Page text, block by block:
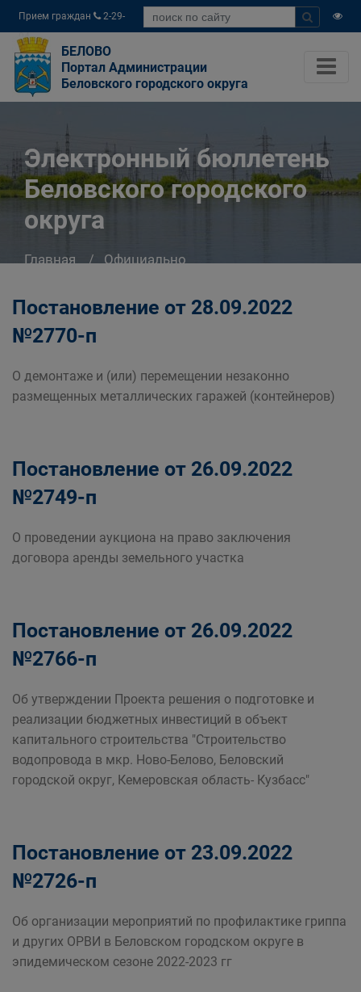
Прием граждан
2-29-
04
БЕЛОВО
Портал Администрации
Беловского городского округа
Электронный бюллетень
Беловского городского
округа
Главная
Официально
Постановление от 28.09.2022
№2770-п
О демонтаже и (или) перемещении незаконно
размещенных металлических гаражей (контейнеров)
Постановление от 26.09.2022
№2749-п
О проведении аукциона на право заключения
договора аренды земельного участка
Постановление от 26.09.2022
№2766-п
Об утверждении Проекта решения о подготовке и
реализации бюджетных инвестиций в объект
капитального строительства "Строительство
водопровода в мкр. Ново-Белово, Беловский
городской округ, Кемеровская область- Кузбасс"
Постановление от 23.09.2022
№2726-п
Об организации мероприятий по профилактике гриппа
и других ОРВИ в Беловском городском округе в
эпидемическом сезоне 2022-2023 гг